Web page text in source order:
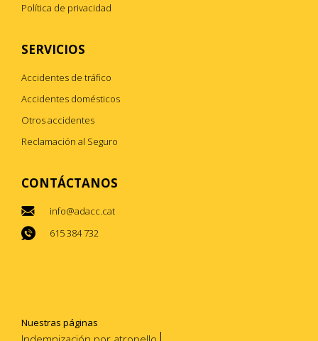
Política de privacidad
SERVICIOS
Accidentes de tráfico
Accidentes domésticos
Otros accidentes
Reclamación al Seguro
CONTÁCTANOS
info@adacc.cat
615 384 732
Nuestras páginas